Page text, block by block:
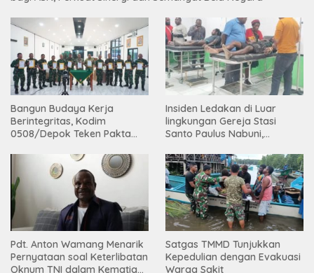
Bangun Budaya Kerja
Berintegritas, Kodim
0508/Depok Teken Pakta
Insiden Ledakan di Luar
lingkungan Gereja Stasi
Santo Paulus Nabuni,
Pdt. Anton Wamang Menarik
Pernyataan soal Keterlibatan
Oknum TNI dalam Kematian
Satgas TMMD Tunjukkan
Kepedulian dengan Evakuasi
Warga Sakit